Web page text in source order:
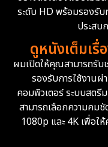
Drama ดราม่า
Dystopian
Emotional
Epic มหากาพย์
ระดับ HD พร้อมรองรั
ประสบ
ดูหนังเต็มเ
ผมเปิดให้คุณสามารถรับ
รองรับการใช้งาน
คอมพิวเตอร์ ระบบสตรี
สามารถเลือกความคม
1080p และ 4K เพื่อใ